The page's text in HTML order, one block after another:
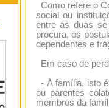
Como refere o
social ou
entre as duas
procura, os
dependentes e
Em caso de
- À família, isto
ou parentes
membros da